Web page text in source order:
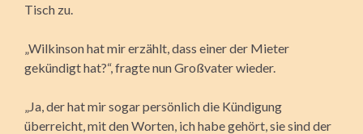
Tisch zu.
„Wilkinson hat mir erzählt, dass einer der Mieter
gekündigt hat?“, fragte nun Großvater wieder.
„Ja, der hat mir sogar persönlich die Kündigung
überreicht, mit den Worten, ich habe gehört, sie sind der